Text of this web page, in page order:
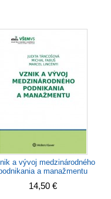
a vývoj medzinárodného
a manažmentu
14,50 €